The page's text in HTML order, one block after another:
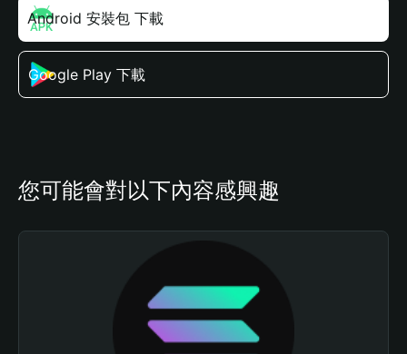
Android 安裝包 下載
Google Play 下載
您可能會對以下內容感興趣